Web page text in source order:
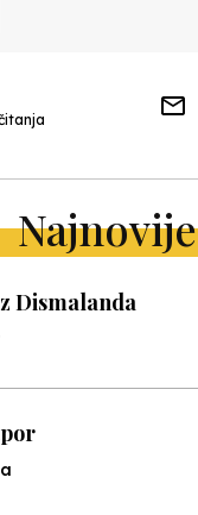
Najnovije
Dismalanda